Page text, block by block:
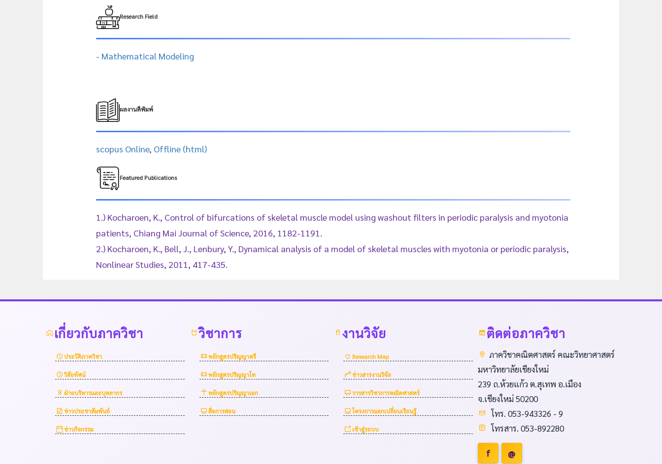
Research Field
- Mathematical Modeling
ผลงานตีพิมพ์
scopus Online, Offline (html)
Featured Publications
1.) Kocharoen, K., Control of bifurcations of skeletal muscle model using washout filters in periodic paralysis and myotonia
patients, Chiang Mai Journal of Science, 2016, 1182-1191.
2.) Kocharoen, K., Bell, J., Lenbury, Y., Dynamical analysis of a model of skeletal muscles with myotonia or periodic paralysis,
Nonlinear Studies, 2011, 417-435.
เกี่ยวกับภาควิชา
ประวัติภาควิชา
วิสัยทัศน์
ฝ่ายบริหารและบุคลากร
ข่าวประชาสัมพันธ์
ข่าวกิจกรรม
วิชาการ
หลักสูตรปริญญาตรี
หลักสูตรปริญญาโท
หลักสูตรปริญญาเอก
สื่อการสอน
งานวิจัย
Research Map
ข่าวสารงานวิจัย
วารสารวิชาการคณิตศาสตร์
โครงการแลกเปลี่ยนเรียนรู้
เข้าสู่ระบบ
ติดต่อภาควิชา
ภาควิชาคณิตศาสตร์ คณะวิทยาศาสตร์
มหาวิทยาลัยเชียงใหม่
239 ถ.ห้วยแก้ว ต.สุเทพ อ.เมือง
จ.เชียงใหม่ 50200
โทร. 053-943326 - 9
โทรสาร. 053-892280
f @